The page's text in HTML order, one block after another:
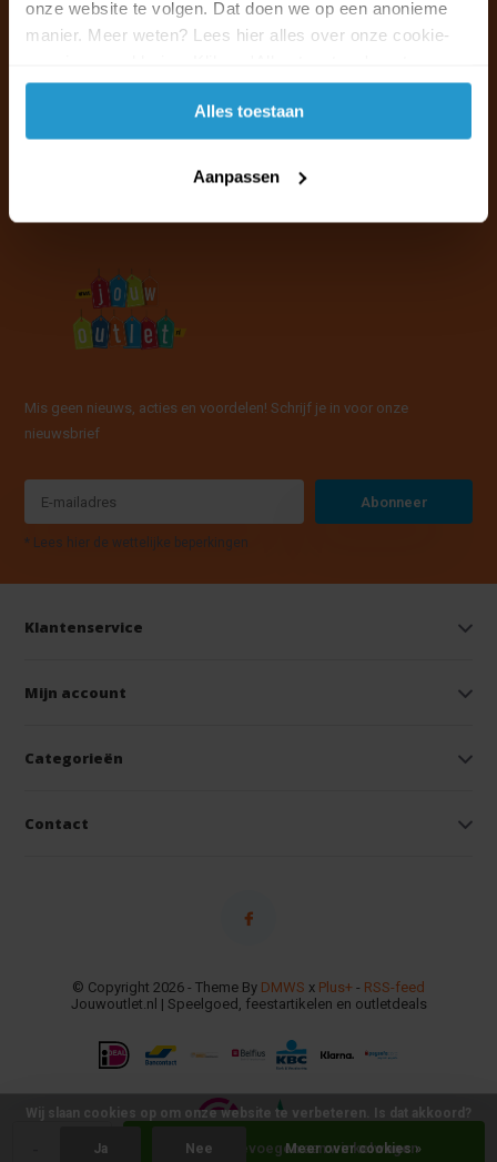
onze website te volgen. Dat doen we op een anonieme
manier. Meer weten? Lees hier alles over onze cookie-
accepteren.
Alles toestaan
Aanpassen
+ Toevoegen aan winkelwagen
+31 (0)13 785 62 41
+31 (0)13 785 62 41
Mis geen nieuws, acties en voordelen! Schrijf je in voor onze
nieuwsbrief
Abonneer
* Lees hier de wettelijke beperkingen
Klantenservice
Mijn account
Categorieën
Contact
© Copyright 2026 - Theme By DMWS x Plus+ - RSS-feed
Jouwoutlet.nl | Speelgoed, feestartikelen en outletdeals
Wij slaan cookies op om onze website te verbeteren. Is dat akkoord?
Ja Nee Meer over cookies »